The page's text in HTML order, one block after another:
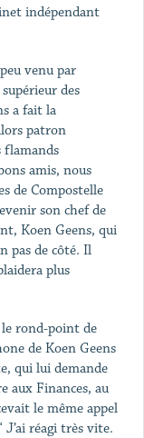
indépendant
venu par
des
a fait la
patron
flamands
amis, nous
de Compostelle
son chef de
Koen Geens, qui
pas de côté. Il
plus
le rond-point de
de Koen Geens
qui lui demande
aux Finances, au
le même appel
réagi très vite.